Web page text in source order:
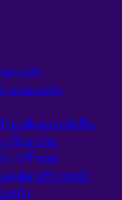
ดด่างดำ
รอยแดงสิว
าน เพิ่มความชุ่มชื้น
อ ขี้แมลงวัน
า ไร้ริ้วรอย
ปรับรูปหน้า
ปหน้า